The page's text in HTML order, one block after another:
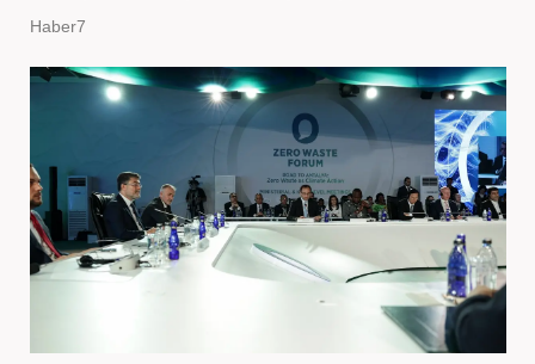
Haber7